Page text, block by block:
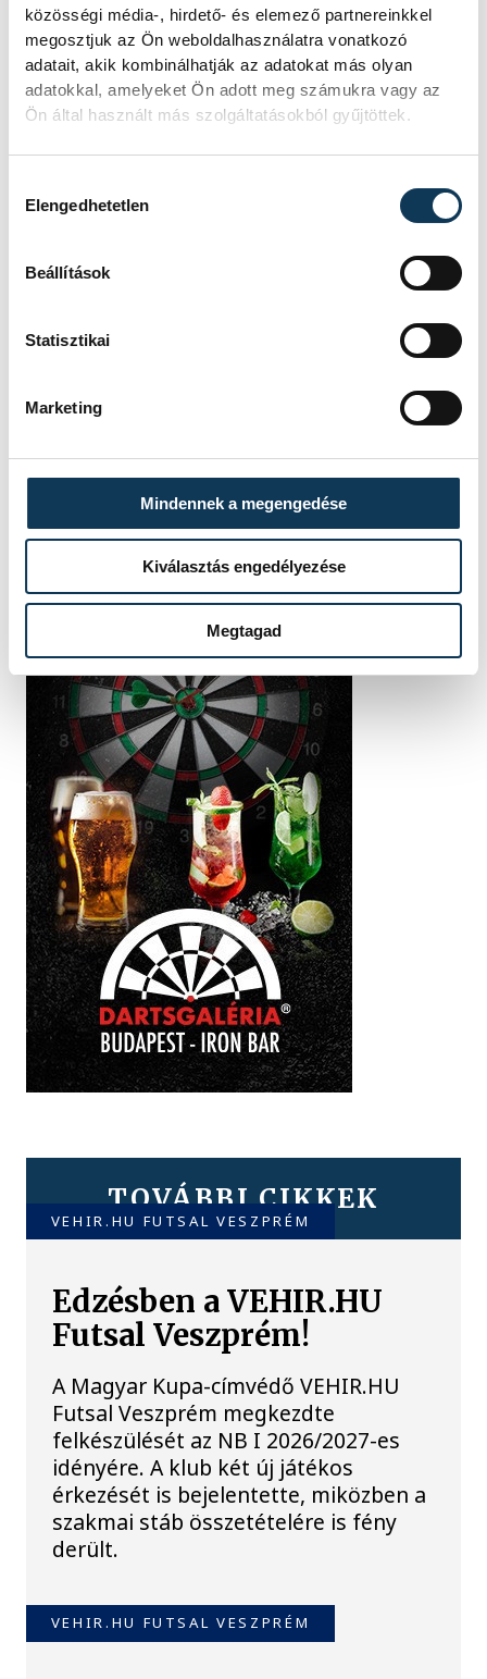
közösségi média-, hirdető- és elemező partnereinkkel
megosztjuk az Ön weboldalhasználatra vonatkozó
adatait, akik kombinálhatják az adatokat más olyan
adatokkal, amelyeket Ön adott meg számukra vagy az
Ön által használt más szolgáltatásokból gyűjtöttek.
Elengedhetetlen
Beállítások
Statisztikai
Marketing
Mindennek a megengedése
Kiválasztás engedélyezése
Megtagad
SOROZAT FÉRFI FUTSAL NB I, A 3.
HELYÉRT, 2025/2026
HELYSZÍN
VESZPRÉM, MÁRCIUS 15.
RÉSZLETEK
TOVÁBBI CIKKEK
VEHIR.HU FUTSAL VESZPRÉM
Edzésben a VEHIR.HU
Futsal Veszprém!
A Magyar Kupa-címvédő VEHIR.HU
Futsal Veszprém megkezdte
felkészülését az NB I 2026/2027-es
idényére. A klub két új játékos
érkezését is bejelentette, miközben a
szakmai stáb összetételére is fény
derült.
VEHIR.HU FUTSAL VESZPRÉM